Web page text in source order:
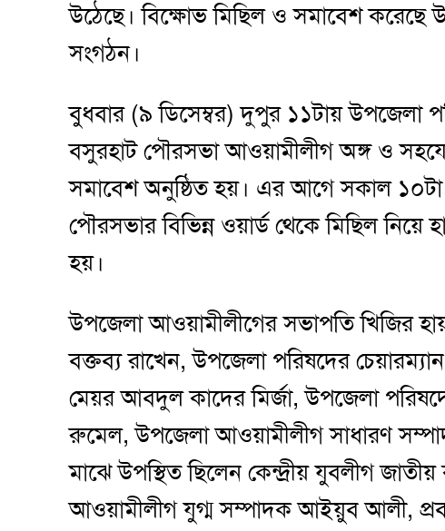
উঠেছে। বিক্ষোভ মিছিল ও সমাবেশ
সংগঠন।
বুধবার (৯ ডিসেম্বর) দুপুর ১১টায় উপজেলা
বসুরহাট পৌরসভা আওয়ামীলীগ অঙ্গ ও
সমাবেশ অনুষ্ঠিত হয়। এর আগে সকাল ১০টা
পৌরসভার বিভিন্ন ওয়ার্ড থেকে মিছিল নিয়ে
হয়।
উপজেলা আওয়ামীলীগের সভাপতি খিজির
বক্তব্য রাখেন, উপজেলা পরিষদের
মেয়র আবদুল কাদের মির্জা, উপজেলা
রুমেল, উপজেলা আওয়ামীলীগ সাধারণ
মাঝে উপস্থিত ছিলেন কেন্দ্রীয় যুবলীগ
আওয়ামীলীগ যুগ্ম সম্পাদক আইয়ুব আলী,